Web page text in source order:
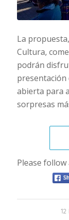
La
Cultura,
podrán
presentación
abierta para
sorpresas
Please follow